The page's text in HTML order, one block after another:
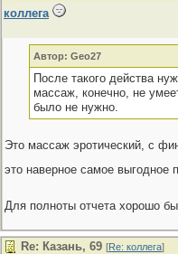
коллега
Автор: Geo27
После такого действа
массаж, конечно, не
было не нужно.
Это массаж эротический, с
это наверное самое выгодное
Для полноты отчета хорошо
Re: Казань, 69 [Re: коллега]